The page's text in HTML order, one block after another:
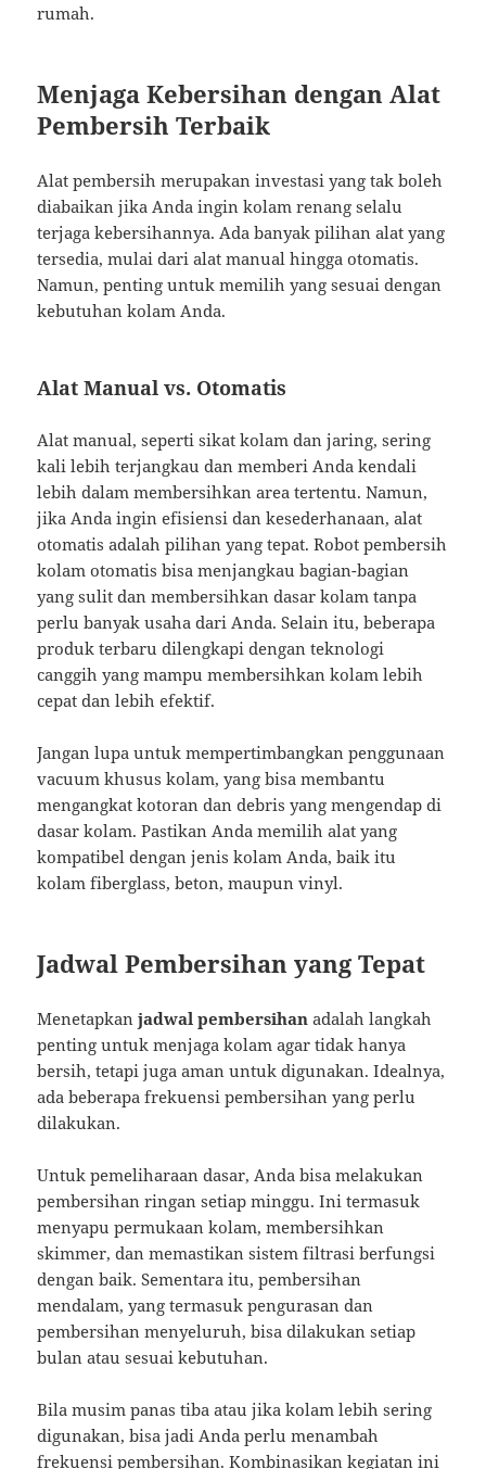
rumah.
Menjaga Kebersihan dengan Alat
Pembersih Terbaik
Alat pembersih merupakan investasi yang tak boleh
diabaikan jika Anda ingin kolam renang selalu
terjaga kebersihannya. Ada banyak pilihan alat yang
tersedia, mulai dari alat manual hingga otomatis.
Namun, penting untuk memilih yang sesuai dengan
kebutuhan kolam Anda.
Alat Manual vs. Otomatis
Alat manual, seperti sikat kolam dan jaring, sering
kali lebih terjangkau dan memberi Anda kendali
lebih dalam membersihkan area tertentu. Namun,
jika Anda ingin efisiensi dan kesederhanaan, alat
otomatis adalah pilihan yang tepat. Robot pembersih
kolam otomatis bisa menjangkau bagian-bagian
yang sulit dan membersihkan dasar kolam tanpa
perlu banyak usaha dari Anda. Selain itu, beberapa
produk terbaru dilengkapi dengan teknologi
canggih yang mampu membersihkan kolam lebih
cepat dan lebih efektif.
Jangan lupa untuk mempertimbangkan penggunaan
vacuum khusus kolam, yang bisa membantu
mengangkat kotoran dan debris yang mengendap di
dasar kolam. Pastikan Anda memilih alat yang
kompatibel dengan jenis kolam Anda, baik itu
kolam fiberglass, beton, maupun vinyl.
Jadwal Pembersihan yang Tepat
Menetapkanjadwal pembersihan adalah langkah
penting untuk menjaga kolam agar tidak hanya
bersih, tetapi juga aman untuk digunakan. Idealnya,
ada beberapa frekuensi pembersihan yang perlu
dilakukan.
Untuk pemeliharaan dasar, Anda bisa melakukan
pembersihan ringan setiap minggu. Ini termasuk
menyapu permukaan kolam, membersihkan
skimmer, dan memastikan sistem filtrasi berfungsi
dengan baik. Sementara itu, pembersihan
mendalam, yang termasuk pengurasan dan
pembersihan menyeluruh, bisa dilakukan setiap
bulan atau sesuai kebutuhan.
Bila musim panas tiba atau jika kolam lebih sering
digunakan, bisa jadi Anda perlu menambah
frekuensi pembersihan. Kombinasikan kegiatan ini